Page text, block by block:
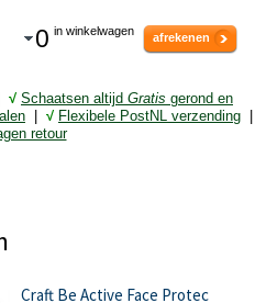
0 in winkelwagen afrekenen
√ Schaatsen altijd Gratis gerond en
√ Flexibele PostNL verzending
retour
Craft Be Active Face Protec